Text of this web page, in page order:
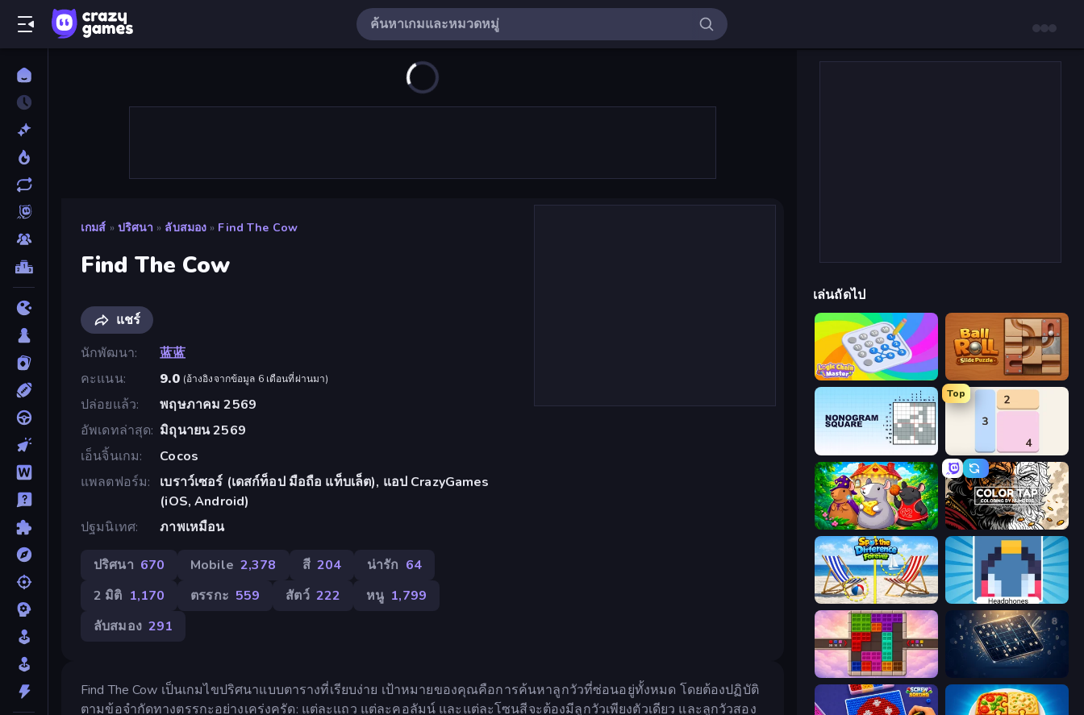
เกมส์ » ปริศนา » ลับสมอง » Find The Cow
Find The Cow
แชร์
นักพัฒนา
蓝蓝
คะแนน
9.0 (อ้างอิงจากข้อมูล 6 เดือนที่ผ่านมา)
ปล่อยแล้ว
พฤษภาคม 2569
อัพเดทล่าสุด มิถุนายน 2569
เอ็นจิ้นเกม
Cocos
แพลตฟอร์ม
เบราว์เซอร์ (เดสก์ท็อป มือถือ แท็บเล็ต), แอป CrazyGames
(iOS, Android)
ปฐมนิเทศ
ภาพเหมือน
ปริศนา 670 Mobile 2,378 สี 204 น่ารัก 64
2 มิติ 1,170 ตรรกะ 559 สัตว์ 222 หนู 1,799
ลับสมอง 291
Find The Cow เป็นเกมไขปริศนาแบบตารางที่เรียบง่าย เป้าหมายของคุณคือการค้นหาลูกวัวที่ซ่อนอยู่ทั้งหมด โดยต้องปฏิบัติ
ตามข้อจำกัดทางตรรกะอย่างเคร่งครัด: แต่ละแถว แต่ละคอลัมน์ และแต่ละโซนสีจะต้องมีลูกวัวเพียงตัวเดียว และลูกวัวสอง
เล่นถัดไป
Logic Chain Master
Top
Shikaku Puzzle
Rat's House - Nonogram Color Tap: Coloring by Numbers
Spot the Difference Forever Nonogram
Color Cube Puzzle